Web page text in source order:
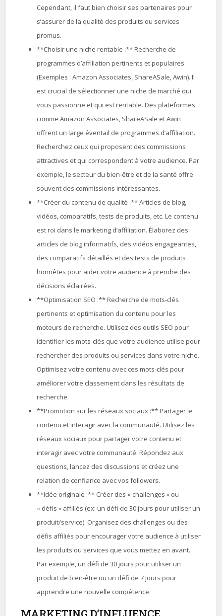
Cependant, il faut bien choisir ses partenaires pour
s’assurer de la qualité des produits ou services
promus.
**Choisir une niche rentable :** Recherche de
programmes d’affiliation pertinents et populaires.
(Exemples : Amazon Associates, ShareASale, Awin). Il
est crucial de sélectionner une niche de marché qui
vous passionne et qui est rentable. Des plateformes
comme Amazon Associates, ShareASale et Awin
offrent un large éventail de programmes d’affiliation.
Recherchez ceux qui proposent des commissions
attractives et qui correspondent à votre audience. Par
exemple, le secteur du bien-être et de la santé offre
souvent des commissions intéressantes.
**Créer du contenu de qualité :** Articles de blog,
vidéos, comparatifs, tests de produits, etc. Le contenu
est roi dans le marketing d’affiliation. Élaborez des
articles de blog informatifs, des vidéos engageantes,
des comparatifs détaillés et des tests de produits
honnêtes pour aider votre audience à prendre des
décisions éclairées.
**Optimisation SEO :** Recherche de mots-clés
pertinents et optimisation du contenu pour les
moteurs de recherche. Utilisez des outils SEO pour
identifier les mots-clés que votre audience utilise pour
rechercher des produits ou services dans votre niche.
Optimisez votre contenu avec ces mots-clés pour
améliorer votre classement dans les résultats de
recherche.
**Promotion sur les réseaux sociaux :** Partager le
contenu et interagir avec la communauté. Utilisez les
réseaux sociaux pour partager votre contenu et
interagir avec votre communauté. Répondez aux
questions, lancez des discussions et créez une
relation de confiance avec vos followers.
**Idée originale :** Créer des « challenges » ou
« défis » affiliés (ex: un défi de 30 jours pour utiliser un
produit/service). Organisez des challenges ou des
défis affiliés pour encourager votre audience à utiliser
les produits ou services que vous mettez en avant.
Par exemple, un défi de 30 jours pour utiliser un
produit de bien-être ou un défi de 7 jours pour
apprendre une nouvelle compétence.